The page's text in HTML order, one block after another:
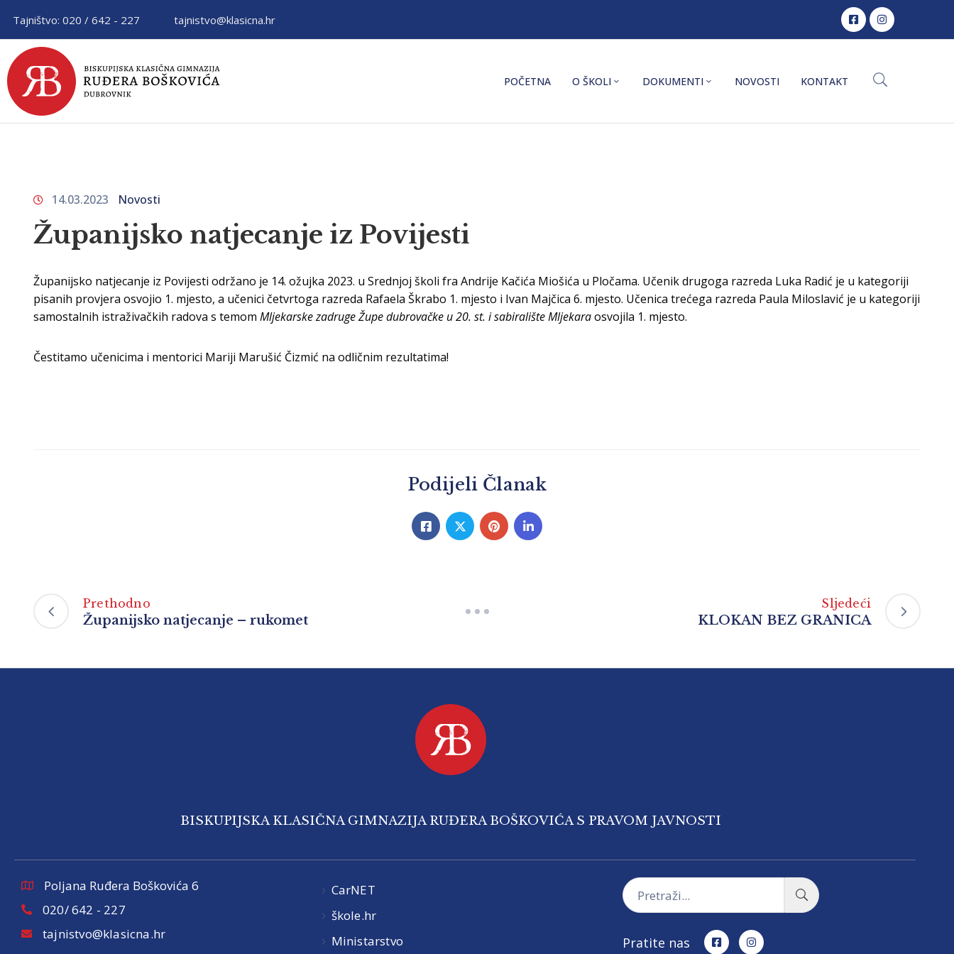
Tajništvo: 020 / 642 - 227 tajnistvo@klasicna.hr
POČETNA O ŠKOLI DOKUMENTI NOVOSTI KONTAKT
14.03.2023 Novosti
Županijsko natjecanje iz Povijesti
Županijsko natjecanje iz Povijesti održano je 14. ožujka 2023. u Srednjoj školi fra Andrije Kačića Miošića u Pločama. Učenik drugoga razreda Luka Radić je u kategoriji
pisanih provjera osvojio 1. mjesto, a učenici četvrtoga razreda Rafaela Škrabo 1. mjesto i Ivan Majčica 6. mjesto. Učenica trećega razreda Paula Miloslavić je u kategoriji
samostalnih istraživačkih radova s temom Mljekarske zadruge Župe dubrovačke u 20. st. i sabirališteMljekaraosvojila 1. mjesto.
Čestitamo učenicima i mentorici Mariji Marušić Čizmić na odličnim rezultatima!
Podijeli Članak
Prethodno
Županijsko natjecanje – rukomet
Sljedeći
KLOKAN BEZ GRANICA
BISKUPIJSKA KLASIČNA GIMNAZIJA RUĐERA BOŠKOVIĆA S PRAVOM JAVNOSTI
Poljana Ruđera Boškovića 6
020/ 642 - 227
tajnistvo@klasicna.hr
CarNET
škole.hr
Ministarstvo
Pratite nas